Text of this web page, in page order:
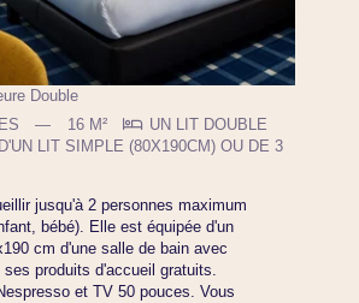
Double
16 M²
UN LIT DOUBLE
LIT SIMPLE (80X190CM) OU DE 3
jusqu'à 2 personnes maximum
bébé). Elle est équipée d'un
cm d'une salle de bain avec
ses produits d'accueil gratuits.
et TV 50 pouces. Vous